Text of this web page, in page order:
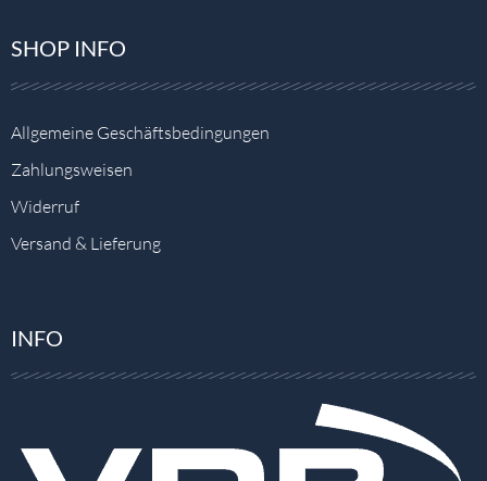
SHOP INFO
Allgemeine Geschäftsbedingungen
Zahlungsweisen
Widerruf
Versand & Lieferung
INFO